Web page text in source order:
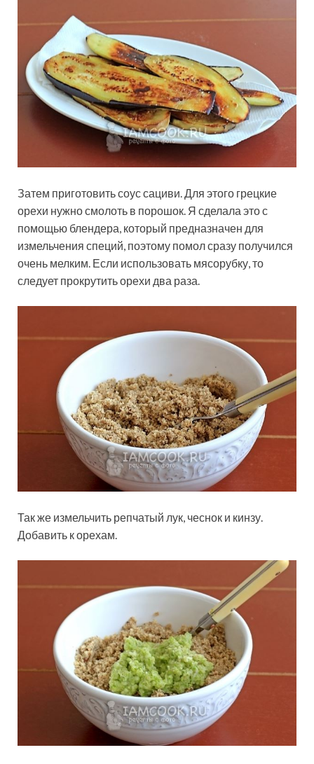
Затем приготовить соус сациви. Для этого грецкие
орехи нужно смолоть в порошок. Я сделала это с
помощью блендера, который предназначен для
измельчения специй, поэтому помол сразу получился
очень мелким. Если использовать мясорубку, то
следует прокрутить орехи два раза.
Так же измельчить репчатый лук, чеснок и кинзу.
Добавить к орехам.